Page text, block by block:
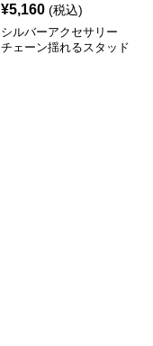
¥5,160 (税込)
シルバーアクセサリー
チェーン揺れるスタッド